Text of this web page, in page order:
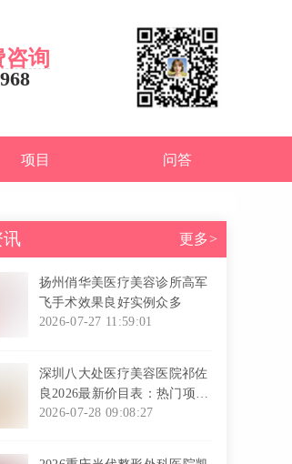
咨询
项目 问答
讯 更多>
扬州俏华美医疗美容诊所高军
飞手术效果良好实例众多
2026-07-27 11:59:01
深圳八大处医疗美容医院祁佐
良2026最新价目表：热门项目
价格明细与专家亲诊攻略！
2026-07-28 09:08:27